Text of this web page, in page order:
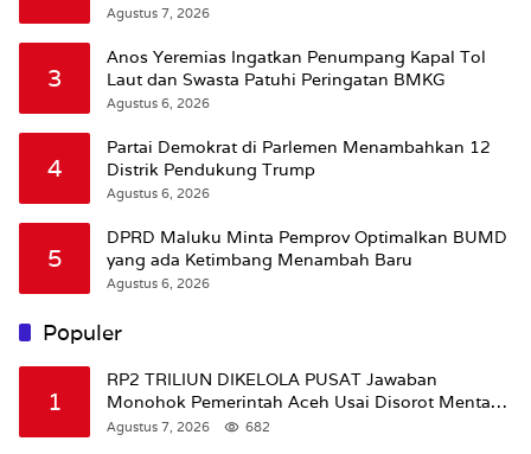
Agustus 7, 2026
3
Anos Yeremias Ingatkan Penumpang Kapal Tol
Laut dan Swasta Patuhi Peringatan BMKG
Agustus 6, 2026
4
Partai Demokrat di Parlemen Menambahkan 12
Distrik Pendukung Trump
Agustus 6, 2026
5
DPRD Maluku Minta Pemprov Optimalkan BUMD
yang ada Ketimbang Menambah Baru
Agustus 6, 2026
Populer
1
RP2 TRILIUN DIKELOLA PUSAT Jawaban
Monohok Pemerintah Aceh Usai Disorot Mentan
Amran Soal Dana Pertanian
Agustus 7, 2026 682